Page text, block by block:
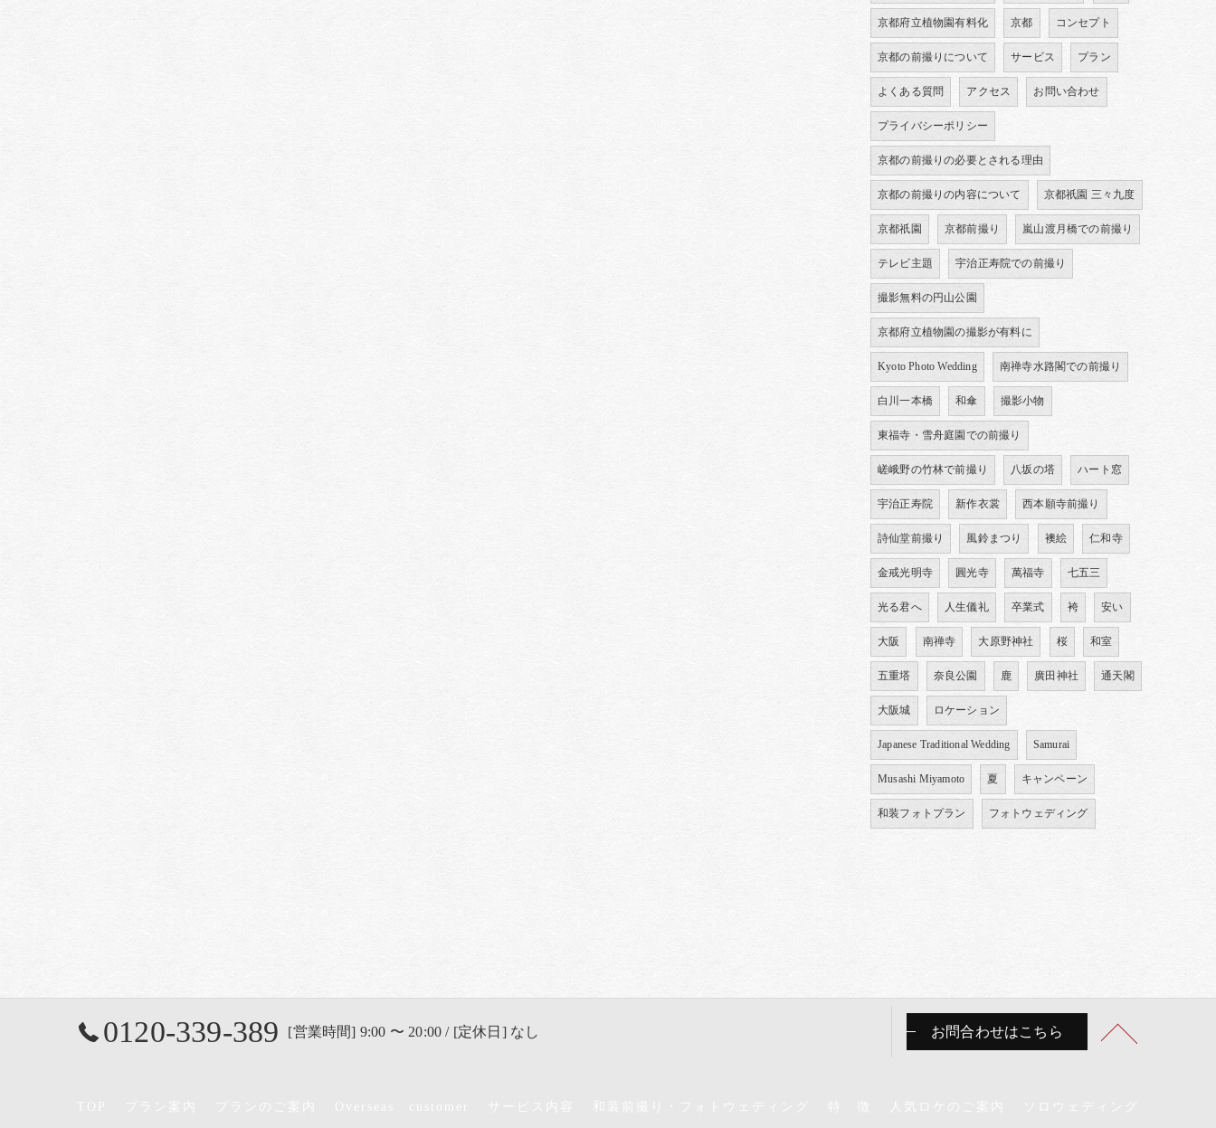
京都府立植物園有料化 京都 コンセプト
京都の前撮りについて サービス プラン
よくある質問 アクセス お問い合わせ
プライバシーポリシー
京都の前撮りの必要とされる理由
京都の前撮りの内容について 京都祇園 三々九度
京都祇園 京都前撮り 嵐山渡月橋での前撮り
テレビ主題 宇治正寿院での前撮り
撮影無料の円山公園
京都府立植物園の撮影が有料に
Kyoto Photo Wedding 南禅寺水路閣での前撮り
白川一本橋 和傘 撮影小物
東福寺・雪舟庭園での前撮り
嵯峨野の竹林で前撮り 八坂の塔 ハート窓
宇治正寿院 新作衣裳 西本願寺前撮り
詩仙堂前撮り 風鈴まつり 襖絵 仁和寺
金戒光明寺 圓光寺 萬福寺 七五三
光る君へ 人生儀礼 卒業式 袴 安い
大阪 南禅寺 大原野神社 桜 和室
五重塔 奈良公園 鹿 廣田神社 通天閣
大阪城 ロケーション
Japanese Traditional Wedding Samurai
Musashi Miyamoto 夏 キャンペーン
和装フォトプラン フォトウェディング
0120-339-389 [営業時間] 9:00 〜 20:00 / [定休日] なし お問合わせはこちら